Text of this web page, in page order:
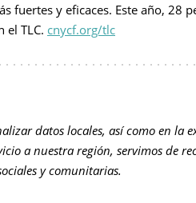
fuertes y eficaces. Este año, 28
el TLC. cnycf.org/tlc
datos locales, así como en la
a nuestra región, servimos de
y comunitarias.